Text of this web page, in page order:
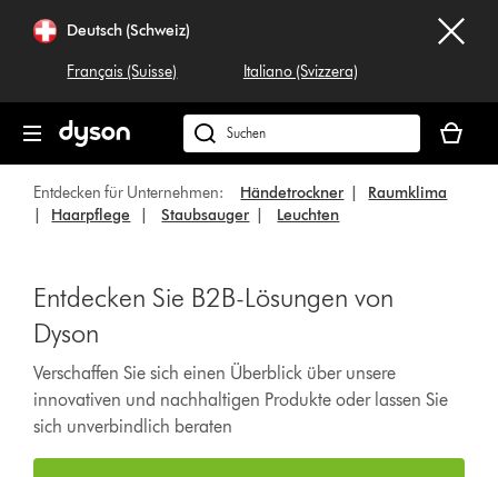
überspringenDeutsch (Schweiz)
Français (Suisse) Italiano (Svizzera)
Dyson.ch
durchsuchen
ist
leer
Entdecken für Unternehmen: Händetrockner
Raumklima
Haarpflege |Staubsauger Leuchten
Entdecken Sie B2B-Lösungen von
Dyson
Verschaffen Sie sich einen Überblick über unsere
innovativen und nachhaltigen Produkte oder lassen Sie
sich unverbindlich beraten